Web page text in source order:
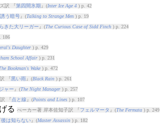
訳 『第四間氷期 』(Inter Ice Age 4) p. 42
う暗号』(Talking to Strange Men) p. 19
きた大リーガー 』(The Curious Case of Sidd Finch) p. 224
186
Daughter) p. 429
School Affair) p. 231
Bookman's Wake) p. 472
『黒い雨 』(Black Rain) p. 261
ャー 』(The Night Manager) p. 257
『 点と線 』(Points and Lines) p. 107
る べーカー著 岸本佐知子訳 『 フェルマータ 』(The Fermata) p. 249
後は知らない』(Master Assassin) p. 182